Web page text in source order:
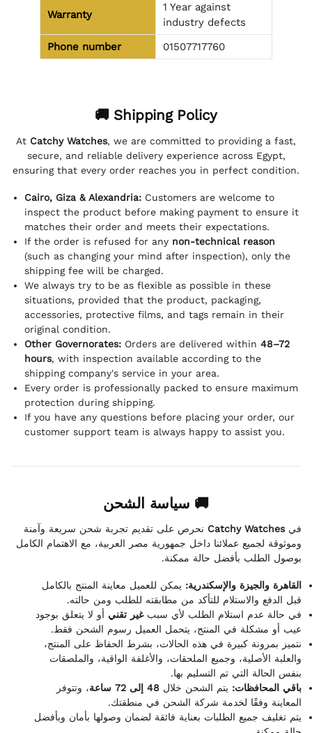
Warranty
1 Year against
industry defects
Phone number
01507717760
🚚 Shipping Policy
At Catchy Watches, we are committed to providing a fast,
secure, and reliable delivery experience across Egypt,
ensuring that every order reaches you in perfect condition.
Cairo, Giza & Alexandria: Customers are welcome to
inspect the product before making payment to ensure it
matches their order and meets their expectations.
If the order is refused for any non-technical reason
(such as changing your mind after inspection), only the
shipping fee will be charged.
We always try to be as flexible as possible in these
situations, provided that the product, packaging,
accessories, protective films, and tags remain in their
original condition.
Other Governorates: Orders are delivered within 48–72
hours, with inspection available according to the
shipping company's service in your area.
Every order is professionally packed to ensure maximum
protection during shipping.
If you have any questions before placing your order, our
customer support team is always happy to assist you.
🚚 سياسة الشحن
فيCatchy Watches نحرص على تقديم تجربة شحن سريعة وآمنة
وموثوقة لجميع عملائنا داخل جمهورية مصر العربية، مع الاهتمام الكامل
بوصول الطلب بأفضل حالة ممكنة.
القاهرة والجيزة والإسكندرية: يمكن للعميل معاينة المنتج بالكامل
قبل الدفع والاستلام للتأكد من مطابقته للطلب ومن حالته.
في حالة عدم استلام الطلب لأي سببغير تقني أو لا يتعلق بوجود
عيب أو مشكلة في المنتج، يتحمل العميل رسوم الشحن فقط.
نتميز بمرونة كبيرة في هذه الحالات، بشرط الحفاظ على المنتج،
والعلبة الأصلية، وجميع الملحقات، والأغلفة الواقية، والملصقات
بنفس الحالة التي تم التسليم بها.
باقي المحافظات: يتم الشحن خلال 48 إلى 72 ساعة
، وتتوفر
المعاينة وفقًا لخدمة شركة الشحن في منطقتك.
يتم تغليف جميع الطلبات بعناية فائقة لضمان وصولها بأمان وبأفضل